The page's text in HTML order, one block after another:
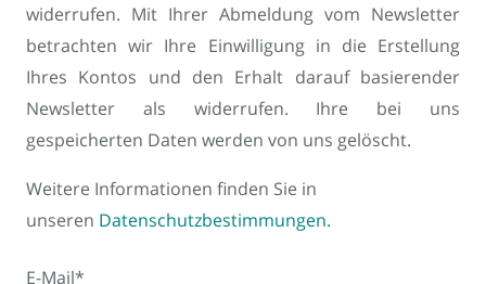
widerrufen. Mit Ihrer Abmeldung vom Newsletter
betrachten wir Ihre Einwilligung in die Erstellung
Ihres Kontos und den Erhalt darauf basierender
Newsletter als widerrufen. Ihre bei uns
gespeicherten Daten werden von uns gelöscht.
Weitere Informationen finden Sie in
unseren Datenschutzbestimmungen.
E-Mail*